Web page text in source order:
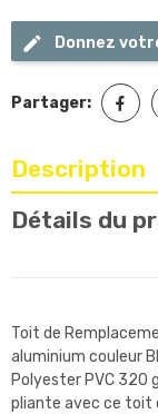
Donnez
Partager:
Description
Détails du
Toit de
aluminium couleur
Polyester PVC 320
pliante avec ce toit